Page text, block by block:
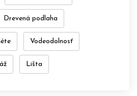
Drevená podlaha
Vodeodolnosť
Lišta